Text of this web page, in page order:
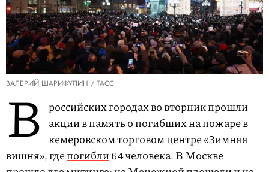
ВАЛЕРИЙ ШАРИФУЛИН / ТАСС
В
российских городах во вторник прошли
акции в память о погибших на пожаре в
кемеровском торговом центре «Зимняя
вишня», гдепогибли64 человека. В Москве